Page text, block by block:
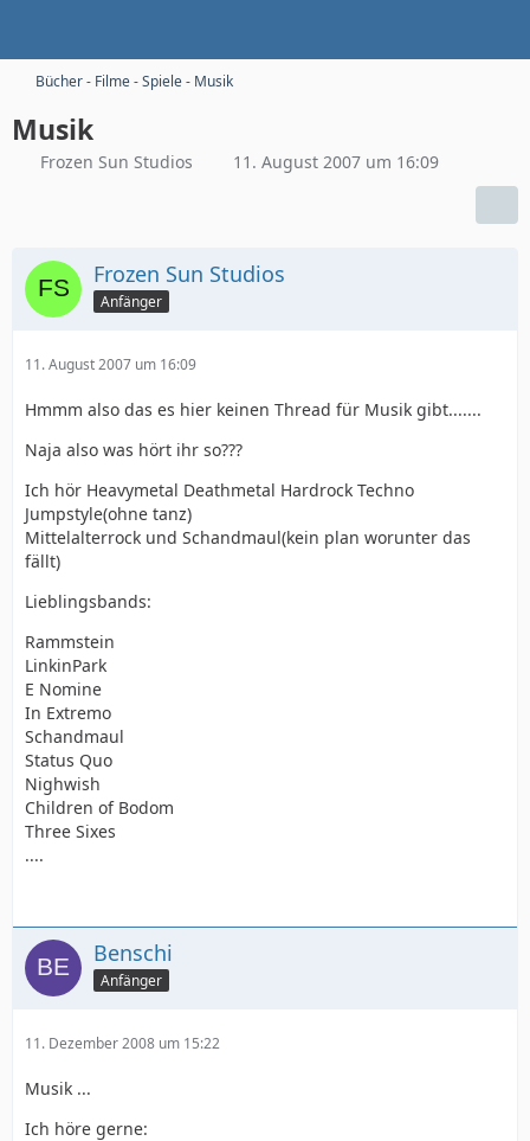
Bücher - Filme - Spiele - Musik
Musik
Frozen Sun Studios 11. August 2007 um 16:09
Frozen Sun Studios
Anfänger
11. August 2007 um 16:09
Hmmm also das es hier keinen Thread für Musik gibt.......
Naja also was hört ihr so???
Ich hör Heavymetal Deathmetal Hardrock Techno
Jumpstyle(ohne tanz)
Mittelalterrock und Schandmaul(kein plan worunter das
fällt)
Lieblingsbands:
Rammstein
LinkinPark
E Nomine
In Extremo
Schandmaul
Status Quo
Nighwish
Children of Bodom
Three Sixes
....
Benschi
Anfänger
11. Dezember 2008 um 15:22
Musik ...
Ich höre gerne: